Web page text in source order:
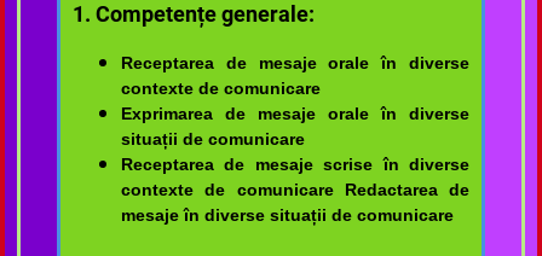
1. Competențe generale:
Receptarea de mesaje orale în diverse
contexte de comunicare
Exprimarea de mesaje orale în diverse
situații de comunicare
Receptarea de mesaje scrise în diverse
contexte de comunicare Redactarea de
mesaje în diverse situații de comunicare